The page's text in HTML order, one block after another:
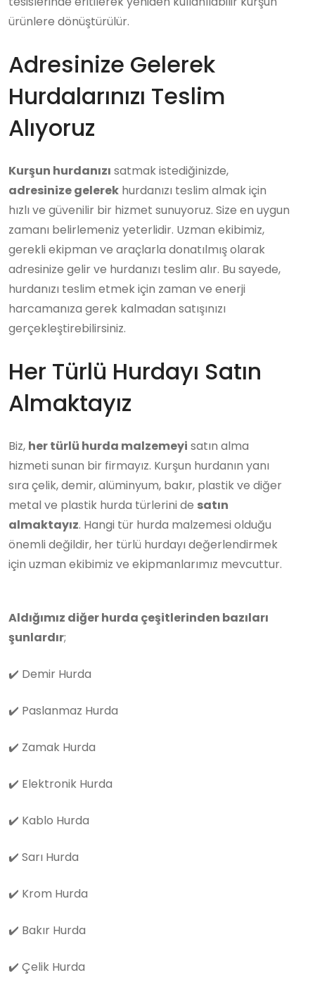
ürünlere dönüştürülür.
Adresinize Gelerek
Hurdalarınızı Teslim
Alıyoruz
Kurşun hurdanızı satmak istediğinizde,
adresinize gelerek hurdanızı teslim almak için
hızlı ve güvenilir bir hizmet sunuyoruz. Size en uygun
zamanı belirlemeniz yeterlidir. Uzman ekibimiz,
gerekli ekipman ve araçlarla donatılmış olarak
adresinize gelir ve hurdanızı teslim alır. Bu sayede,
hurdanızı teslim etmek için zaman ve enerji
harcamanıza gerek kalmadan satışınızı
gerçekleştirebilirsiniz.
Her Türlü Hurdayı Satın
Almaktayız
Biz, her türlü hurda malzemeyi satın alma
hizmeti sunan bir firmayız. Kurşun hurdanın yanı
sıra çelik, demir, alüminyum, bakır, plastik ve diğer
metal ve plastik hurda türlerini de satın
almaktayız. Hangi tür hurda malzemesi olduğu
önemli değildir, her türlü hurdayı değerlendirmek
için uzman ekibimiz ve ekipmanlarımız mevcuttur.
Aldığımız diğer hurda çeşitlerinden bazıları
şunlardır;
✔️ Demir Hurda
✔️ Paslanmaz Hurda
✔️ Zamak Hurda
✔️ Elektronik Hurda
✔️ Kablo Hurda
✔️ Sarı Hurda
✔️ Krom Hurda
✔️ Bakır Hurda
✔️ Çelik Hurda